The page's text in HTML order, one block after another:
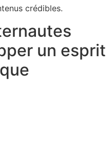
crédibles.
un esprit